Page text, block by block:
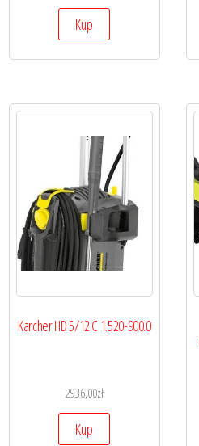
Kup
Karcher HD 5/12 C 1.520-900.0
2936,00zł
Kup